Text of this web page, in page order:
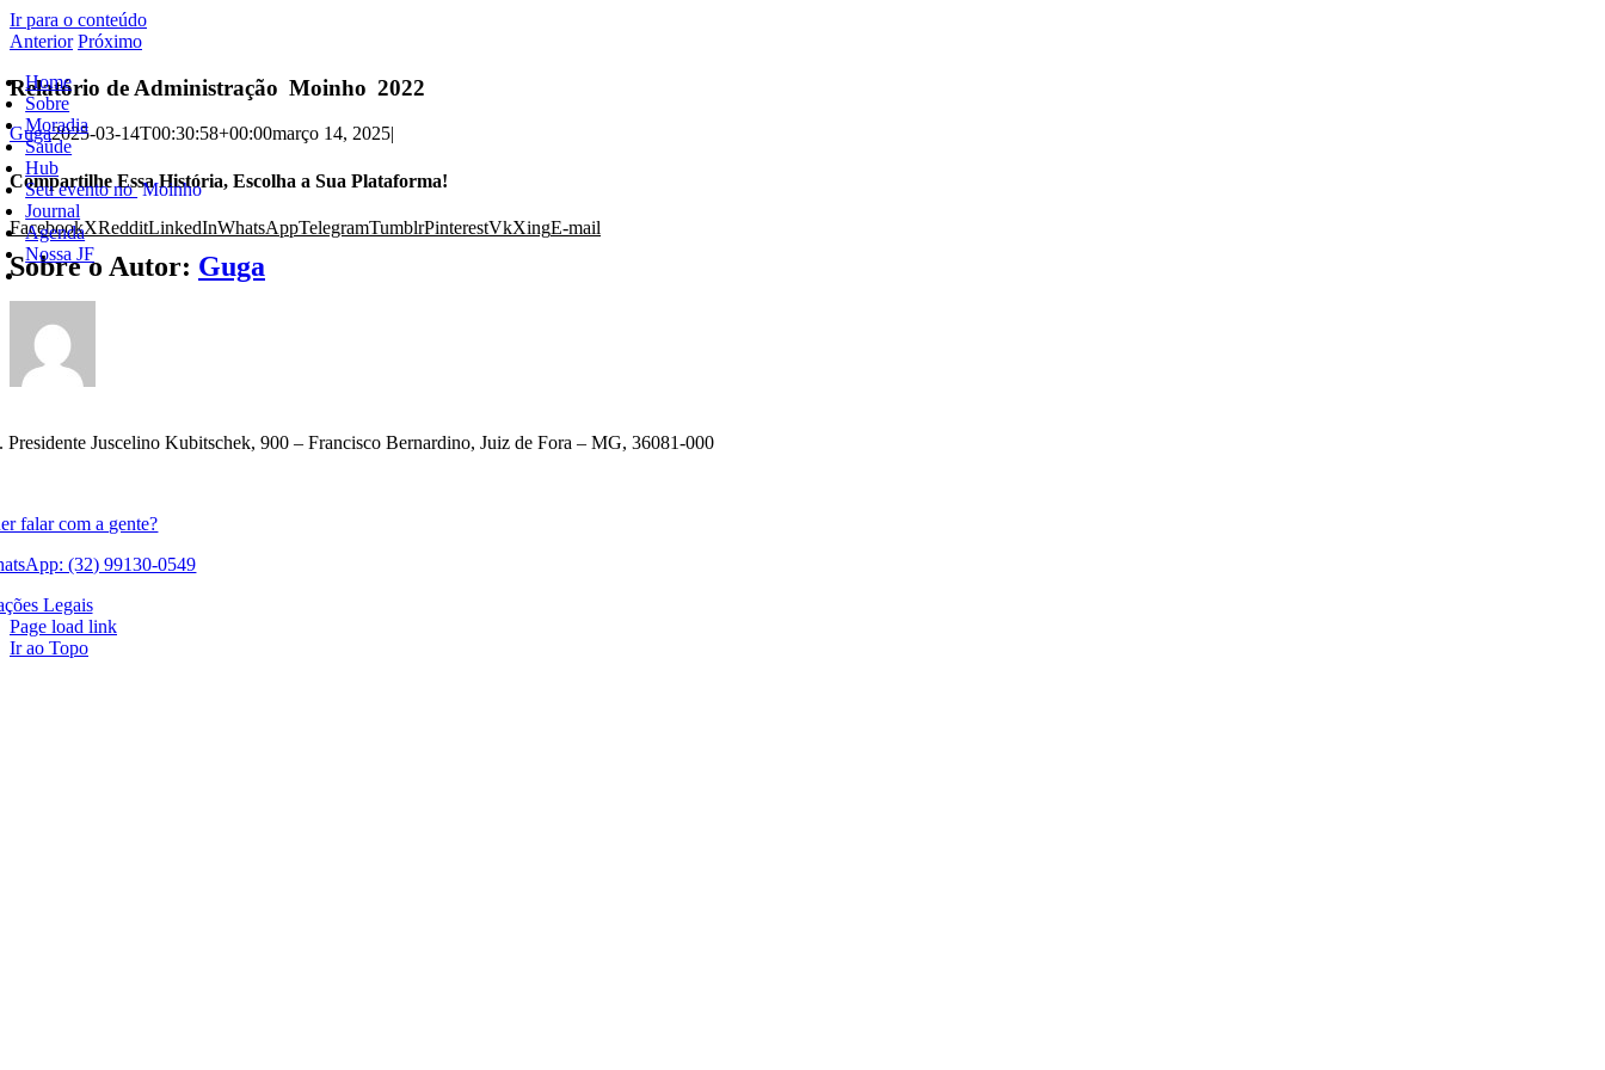
Ir para o conteúdo
Home
Sobre
Moradia
Saúde
Hub
Seu evento no Moinho
Journal
Agenda
Nossa JF
Anterior Próximo
Relatório de Administração Moinho 2022
Guga2025-03-14T00:30:58+00:00março 14, 2025|
Compartilhe Essa História, Escolha a Sua Plataforma!
FacebookXRedditLinkedInWhatsAppTelegramTumblrPinterestVkXingE-mail
Sobre o Autor: Guga
Presidente Juscelino Kubitschek, 900 – Francisco Bernardino, Juiz de Fora – MG, 36081-000
falar com a gente?
(32) 99130-0549
Legais
Page load link
Ir ao Topo